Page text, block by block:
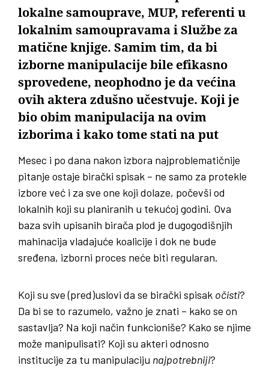
lokalne samouprave, MUP, referenti u
lokalnim samoupravama i Službe za
matične knjige. Samim tim, da bi
izborne manipulacije bile efikasno
sprovedene, neophodno je da većina
ovih aktera zdušno učestvuje. Koji je
bio obim manipulacija na ovim
izborima i kako tome stati na put
Mesec i po dana nakon izbora najproblematičnije
pitanje ostaje birački spisak – ne samo za protekle
izbore već i za sve one koji dolaze, počevši od
lokalnih koji su planiranih u tekućoj godini. Ova
baza svih upisanih birača plod je dugogodišnjih
mahinacija vladajuće koalicije i dok ne bude
sređena, izborni proces neće biti regularan.
Koji su sve (pred)uslovi da se birački spisak očisti?
Da bi se to razumelo, važno je znati – kako se on
sastavlja? Na koji način funkcioniše? Kako se njime
može manipulisati? Koji su akteri odnosno
institucije za tu manipulaciju najpotrebniji?